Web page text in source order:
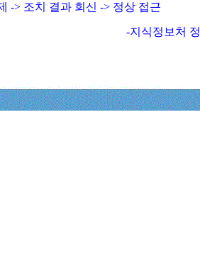
-> 조치 결과 회신 -> 정상 접근
-지식정보처